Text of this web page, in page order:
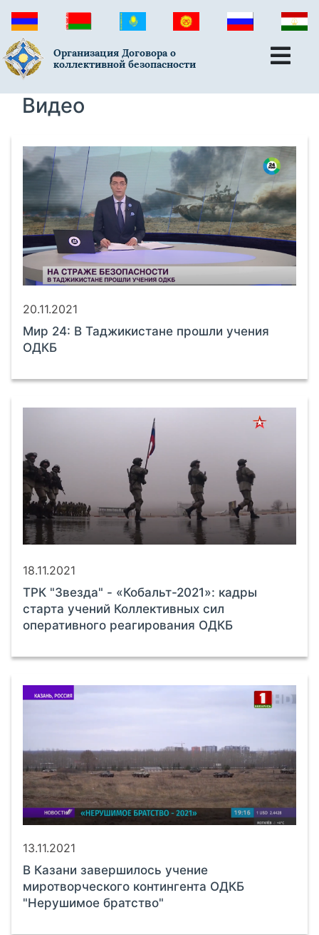
Организация Договора о
коллективной безопасности
Видео
20.11.2021
Мир 24: В Таджикистане прошли учения
ОДКБ
18.11.2021
ТРК "Звезда" - «Кобальт-2021»: кадры
старта учений Коллективных сил
оперативного реагирования ОДКБ
13.11.2021
В Казани завершилось учение
миротворческого контингента ОДКБ
"Нерушимое братство"